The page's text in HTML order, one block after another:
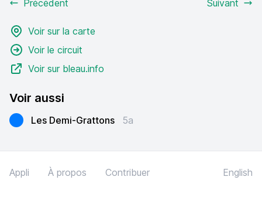
Précédent Suivant
Voir sur la carte
Voir le circuit
Voir sur bleau.info
Voir aussi
Les Demi-Grattons 5a
Appli À propos Contribuer English